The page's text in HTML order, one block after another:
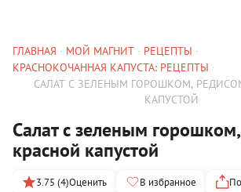
ГЛАВНАЯ МОЙ МАГНИТ
РЕЦЕПТЫ
КРАСНОКОЧАННАЯ КАПУСТА: РЕЦЕПТЫ
САЛАТ С ЗЕЛЕНЫМ ГОРОШКОМ,
КАПУСТОЙ
Салат с зеленым
красной капустой
3.75 (4)Оценить В избранное